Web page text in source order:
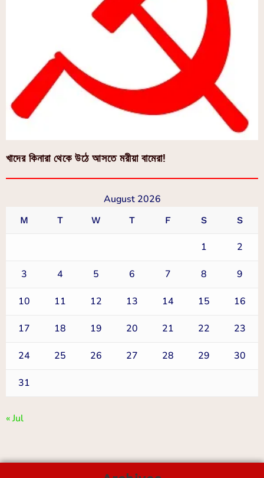
খাদের কিনারা থেকে উঠে আসতে মরীয়া বামেরা!
August 2026
M T W T F S S
1 2
3 4 5 6 7 8 9
10 11 12 13 14 15 16
17 18 19 20 21 22 23
24 25 26 27 28 29 30
31
« Jul